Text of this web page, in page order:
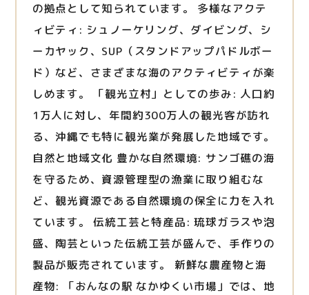
の拠点として知られています。 多様なアクテ
ィビティ: シュノーケリング、ダイビング、シ
ーカヤック、SUP（スタンドアップパドルボー
ド）など、さまざまな海のアクティビティが楽
しめます。 「観光立村」としての歩み: 人口約
1万人に対し、年間約300万人の観光客が訪れ
る、沖縄でも特に観光業が発展した地域です。
自然と地域文化 豊かな自然環境: サンゴ礁の海
を守るため、資源管理型の漁業に取り組むな
ど、観光資源である自然環境の保全に力を入れ
ています。 伝統工芸と特産品: 琉球ガラスや泡
盛、陶芸といった伝統工芸が盛んで、手作りの
製品が販売されています。 新鮮な農産物と海
産物: 「おんなの駅 なかゆくい市場」では、地